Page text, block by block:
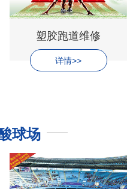
塑胶跑道维修
详情>>
球场